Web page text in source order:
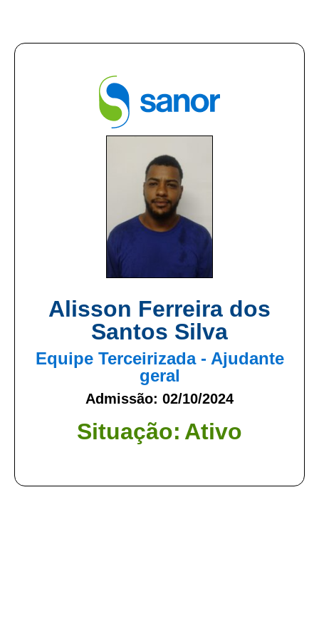
Alisson Ferreira dos
Santos Silva
Equipe Terceirizada - Ajudante
geral
Admissão: 02/10/2024
Situação: Ativo